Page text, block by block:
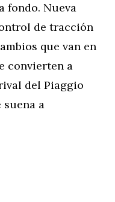
fondo. Nueva
de tracción
que van en
convierten a
del Piaggio
suena a